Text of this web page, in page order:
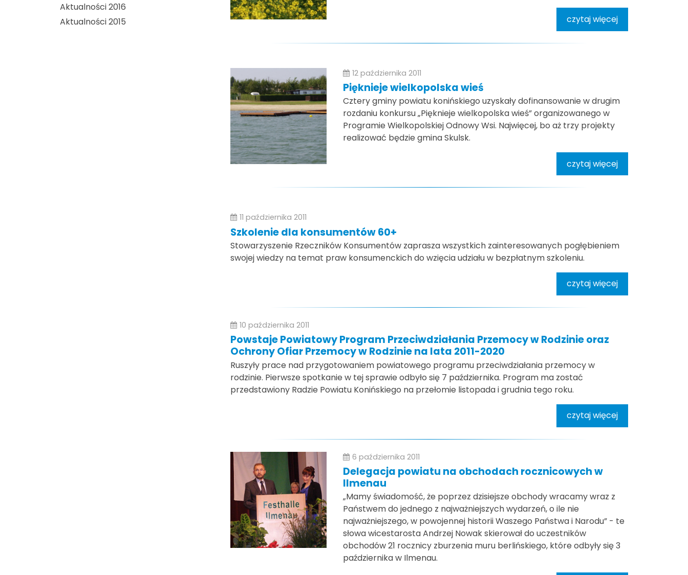
Aktualności 2016
Aktualności 2015
czytaj więcej
12 października 2011
Pięknieje wielkopolska wieś
Cztery gminy powiatu konińskiego uzyskały dofinansowanie w drugim
rozdaniu konkursu „Pięknieje wielkopolska wieś” organizowanego w
Programie Wielkopolskiej Odnowy Wsi. Najwięcej, bo aż trzy projekty
realizować będzie gmina Skulsk.
czytaj więcej
11 października 2011
Szkolenie dla konsumentów 60+
Stowarzyszenie Rzeczników Konsumentów zaprasza wszystkich zainteresowanych pogłębieniem
swojej wiedzy na temat praw konsumenckich do wzięcia udziału w bezpłatnym szkoleniu.
czytaj więcej
10 października 2011
Powstaje Powiatowy Program Przeciwdziałania Przemocy w Rodzinie oraz
Ochrony Ofiar Przemocy w Rodzinie na lata 2011-2020
Ruszyły prace nad przygotowaniem powiatowego programu przeciwdziałania przemocy w
rodzinie. Pierwsze spotkanie w tej sprawie odbyło się 7 października. Program ma zostać
przedstawiony Radzie Powiatu Konińskiego na przełomie listopada i grudnia tego roku.
czytaj więcej
6 października 2011
Delegacja powiatu na obchodach rocznicowych w
Ilmenau
„Mamy świadomość, że poprzez dzisiejsze obchody wracamy wraz z
Państwem do jednego z najważniejszych wydarzeń, o ile nie
najważniejszego, w powojennej historii Waszego Państwa i Narodu” - te
słowa wicestarosta Andrzej Nowak skierował do uczestników
obchodów 21 rocznicy zburzenia muru berlińskiego, które odbyły się 3
października w Ilmenau.